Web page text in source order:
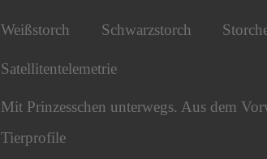
Weißstorch Schwarzstorch
Satellitentelemetrie
Mit Prinzesschen unterwegs. Aus dem
Tierprofile